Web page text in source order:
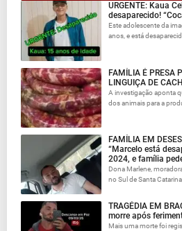
URGENTE: Kaua
desaparecido!
Este adolescente da
anos, e está
FAMÍLIA É PRESA
LINGUIÇA DE
A investigação aponta
dos animais para a
FAMÍLIA EM
“Marcelo está
2024, e família
Dona Marlene,
no Sul de Santa
TRAGÉDIA EM
morre após
Mais uma morte foi